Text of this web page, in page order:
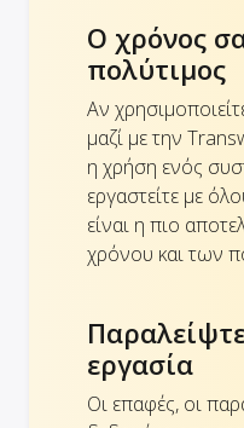
Ο χρόνος
πολύτιμος
Αν
μαζί με την
η χρήση ενός
εργαστείτε με
είναι η πιο
χρόνου και των
εργασία
Οι επαφές, οι